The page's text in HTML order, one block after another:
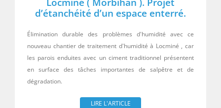
d’étanchéité d’un espace enterré.
Élimination durable des problèmes d'humidité avec ce
nouveau chantier de traitement d'humidité à Locminé , car
les parois enduites avec un ciment traditionnel présentent
en surface des tâches importantes de salpêtre et de
dégradation.
LIRE L'ARTICLE